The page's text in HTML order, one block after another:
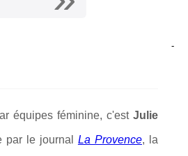
équipes féminine, c'estJulie
par le journal La Provence, la
-